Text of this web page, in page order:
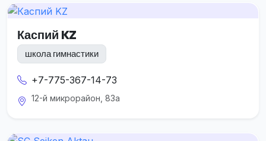
Каспий KZ
школа гимнастики
+7-775-367-14-73
12-й микрорайон, 83а